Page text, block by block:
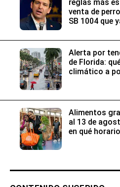
reglas más
venta de
SB 1004 que
Alerta por
de Florida:
climático a
Alimentos
al 13 de
en qué